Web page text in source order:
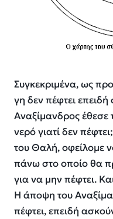
Συγκεκριμένα, ως
γη δεν πέφτει επειδή
Αναξίμανδρος έθεσε
νερό γιατί δεν
του Θαλή, οφείλομε
πάνω στο οποίο θα
για να μην πέφτει.
Η άποψη του
πέφτει, επειδή